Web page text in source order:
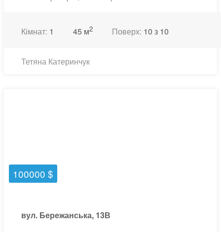
Кімнат: 1 45 м2 Поверх: 10 з 10
Тетяна Катеринчук
100000 $
вул. Бережанська, 13В